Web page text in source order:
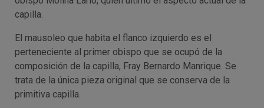
capilla.
El mausoleo que habita el flanco izquierdo es el
perteneciente al primer obispo que se ocupó de la
composición de la capilla, Fray Bernardo Manrique. Se
trata de la única pieza original que se conserva de la
primitiva capilla.